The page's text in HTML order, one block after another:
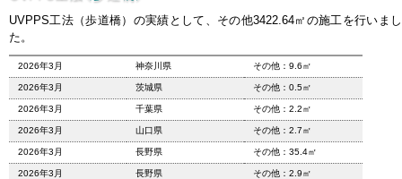
UVPPS工法（歩道橋）の実績として、その他3422.64㎡の施工を行いまし
た。
2026年3月 神奈川県 その他：9.6㎡
2026年3月 茨城県 その他：0.5㎡
2026年3月 千葉県 その他：2.2㎡
2026年3月 山口県 その他：2.7㎡
2026年3月 長野県 その他：35.4㎡
2026年3月 長野県 その他：2.9㎡